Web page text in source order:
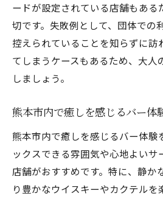
ードが設定されている店舗もある
切です。失敗例として、団体での
控えられていることを知らずに訪
てしまうケースもあるため、大人
しましょう。
熊本市内で癒しを感じるバー体
熊本市内で癒しを感じるバー体験
ックスできる雰囲気や心地よいサ
店舗がおすすめです。特に、静か
り豊かなウイスキーやカクテルを